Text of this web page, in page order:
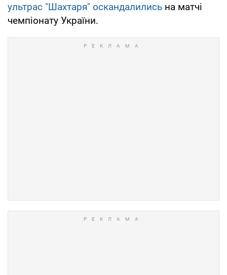
ультрас "Шахтаря" оскандалились на матчі
чемпіонату України.